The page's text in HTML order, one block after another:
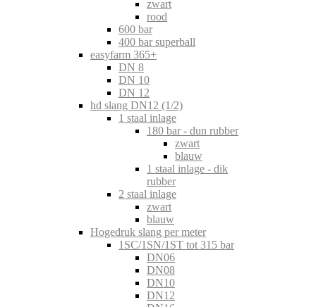
zwart
rood
600 bar
400 bar superball
easyfarm 365+
DN 8
DN 10
DN 12
hd slang DN12 (1/2)
1 staal inlage
180 bar - dun rubber
zwart
blauw
1 staal inlage - dik
rubber
2 staal inlage
zwart
blauw
Hogedruk slang per meter
1SC/1SN/1ST tot 315 bar
DN06
DN08
DN10
DN12